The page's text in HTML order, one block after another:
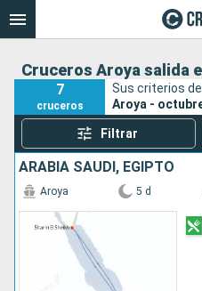
Cruceros Aroya salida
7
cruceros
Sus criterios
Aroya -
Filtrar
ARABIA SAUDÍ, EGIPTO
Aroya 5 d